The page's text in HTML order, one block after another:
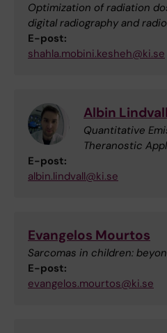
Optimization of radiation
digital radiography and
E-post:
shahla.mobini.kesheh@ki.se
Albin Lindvall
Quantitative
Theranostic
E-post:
albin.lindvall@ki.se
Evangelos Mourtos
Sarcomas in children:
E-post:
evangelos.mourtos@ki.se